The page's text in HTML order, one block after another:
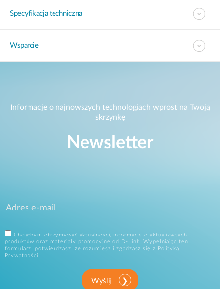
Specyfikacja techniczna
Wsparcie
Informacje o najnowszych technologiach wprost na Twoją
skrzynkę
Newsletter
Chciałbym otrzymywać aktualności, informacje o aktualizacjach
produktów oraz materiały promocyjne od D-Link. Wypełniając ten
formularz, potwierdzasz, że rozumiesz i zgadzasz się z
Polityką
Prywatności.
Wyślij